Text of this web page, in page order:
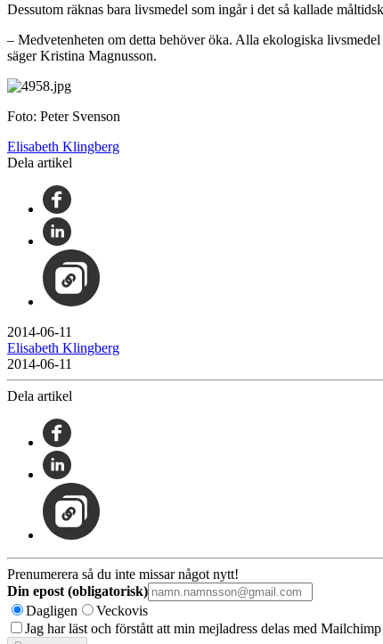
Dessutom räknas bara livsmedel som ingår i det så kallade
– Medvetenheten om detta behöver öka. Alla ekologiska
säger Kristina Magnusson.
Foto: Peter Svenson
Elisabeth Klingberg
Dela artikel
2014-06-11
Elisabeth Klingberg
2014-06-11
Dela artikel
Prenumerera så du inte missar något nytt!
Din epost (obligatorisk)
Dagligen
Veckovis
Jag har läst och förstått att min mejladress delas med